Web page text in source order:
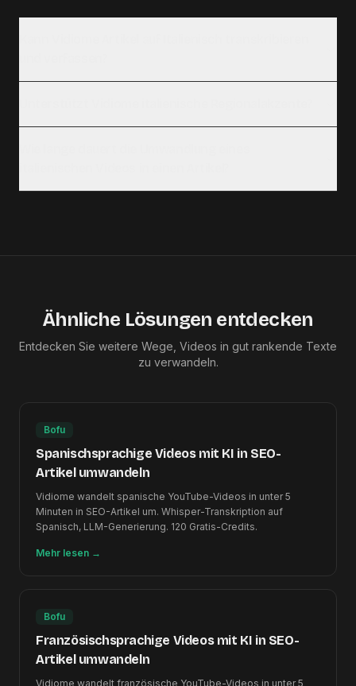
Ähnliche Lösungen entdecken
Entdecken Sie weitere Wege, Videos in gut rankende Texte
zu verwandeln.
Bofu
Spanischsprachige Videos mit KI in SEO-
Artikel umwandeln
Vidiome wandelt spanische YouTube-Videos in unter 5
Minuten in SEO-Artikel um. Whisper-Transkription auf
Spanisch, LLM-Generierung. 120 Gratis-Credits.
Mehr lesen →
Bofu
Französischsprachige Videos mit KI in SEO-
Artikel umwandeln
Vidiome wandelt französische YouTube-Videos in unter 5